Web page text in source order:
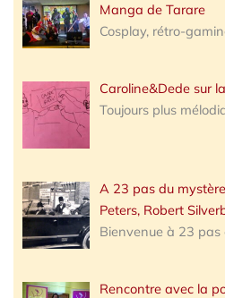
Manga de Tarare
Cosplay, rétro-
Caroline&Dede sur
Toujours plus
A 23 pas du
Peters, Robert
Bienvenue à 23 pas
Rencontre avec la